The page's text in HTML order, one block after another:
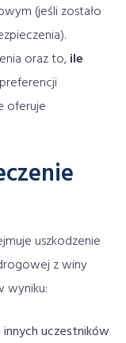
(jeśli zostało
oraz to,ile
oferuje
uszkodzenie
z winy
wyniku:
uczestników